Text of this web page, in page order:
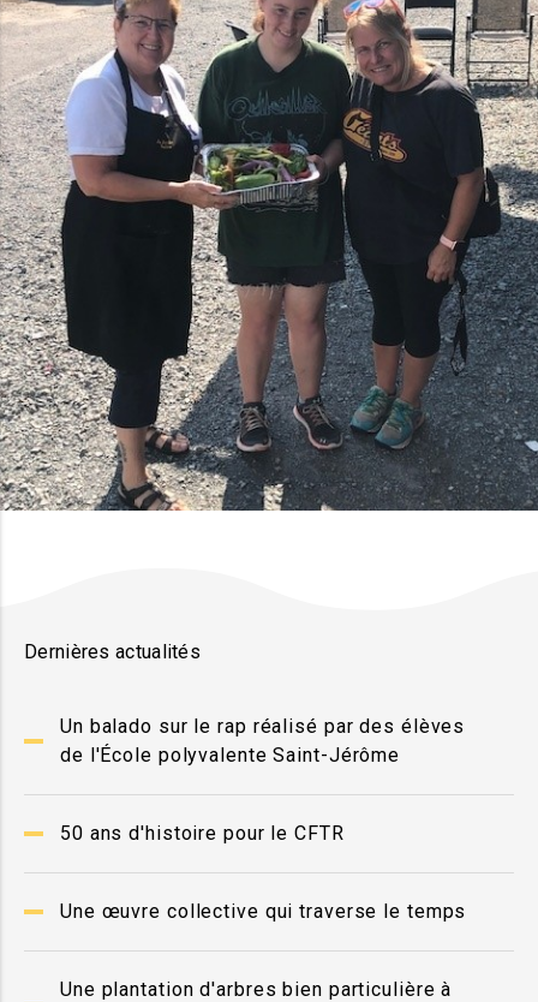
Dernières actualités
Un balado sur le rap réalisé par des élèves
de l'École polyvalente Saint-Jérôme
50 ans d'histoire pour le CFTR
Une œuvre collective qui traverse le temps
Une plantation d'arbres bien particulière à